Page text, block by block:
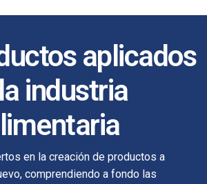
aplicados
industria
en la creación de productos a
comprendiendo a fondo las